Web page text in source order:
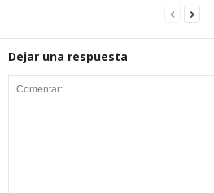
Dejar una respuesta